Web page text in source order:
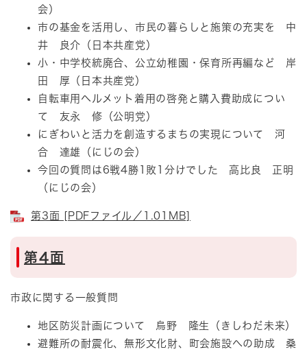
会）
市の基金を活用し、市民の暮らしと施策の充実を 中
井 良介（日本共産党）
小・中学校統廃合、公立幼稚園・保育所再編など 岸
田 厚（日本共産党）
自転車用ヘルメット着用の啓発と購入費助成につい
て 友永 修（公明党）
にぎわいと活力を創造するまちの実現について 河
合 達雄（にじの会）
今回の質問は6戦4勝1敗1分けでした 高比良 正明
（にじの会）
第3面 [PDFファイル／1.01MB]
第4面
市政に関する一般質問
地区防災計画について 烏野 隆生（きしわだ未来）
避難所の耐震化、無形文化財、町会施設への助成 桑